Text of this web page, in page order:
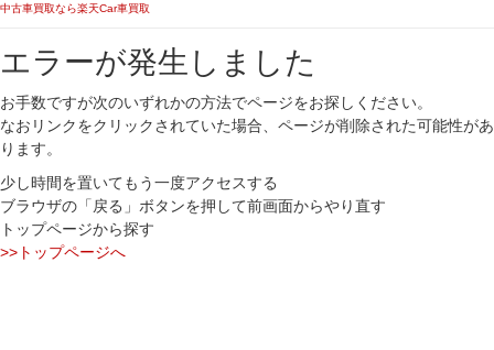
中古車買取なら楽天Car車買取
エラーが発生しました
お手数ですが次のいずれかの方法でページをお探しください。
なおリンクをクリックされていた場合、ページが削除された可能性があ
ります。
少し時間を置いてもう一度アクセスする
ブラウザの「戻る」ボタンを押して前画面からやり直す
トップページから探す
>>トップページへ